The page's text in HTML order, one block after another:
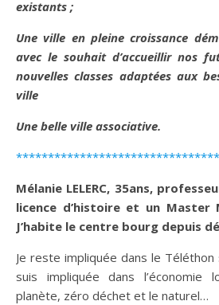
existants ;
Une ville en pleine croissance
avec le souhait d’accueillir nos
nouvelles classes adaptées aux
ville
Une belle ville associative.
Mélanie LELERC, 35ans,
licence d’histoire et un Master
J’habite le centre bourg depuis
Je reste impliquée dans le
suis impliquée dans l’économie
planète, zéro déchet et le naturel…